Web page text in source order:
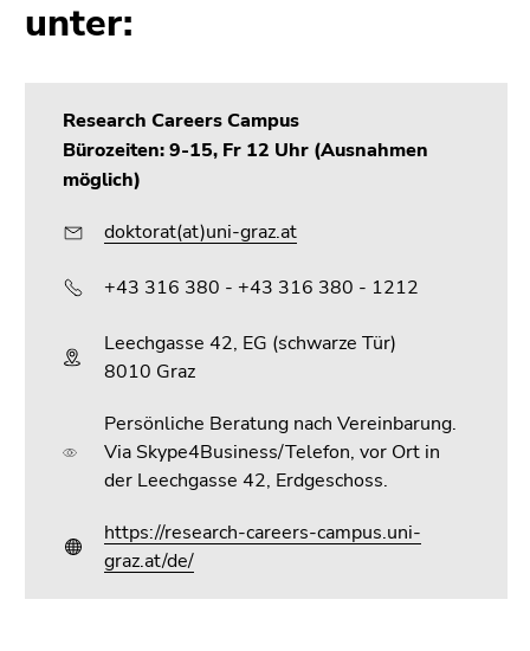
unter:
Research Careers Campus
Bürozeiten: 9-15, Fr 12 Uhr (Ausnahmen
möglich)
doktorat(at)uni-graz.at
+43 316 380 - +43 316 380 - 1212
Leechgasse 42, EG (schwarze Tür)
8010 Graz
Persönliche Beratung nach Vereinbarung.
Via Skype4Business/Telefon, vor Ort in
der Leechgasse 42, Erdgeschoss.
https://research-careers-campus.uni-
graz.at/de/